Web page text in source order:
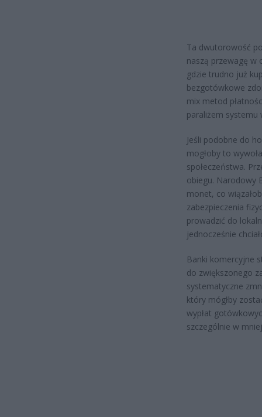
Ta dwutorowość
naszą przewagę w
gdzie trudno już
bezgotówkowe
mix metod
paraliżem systemu
Jeśli podobne do
mogłoby to
społeczeństwa.
obiegu. Narodowy
monet, co
zabezpieczenia
prowadzić do
jednocześnie
Banki komercyjne
do zwiększonego
systematyczne
który mógłby
wypłat
szczególnie w